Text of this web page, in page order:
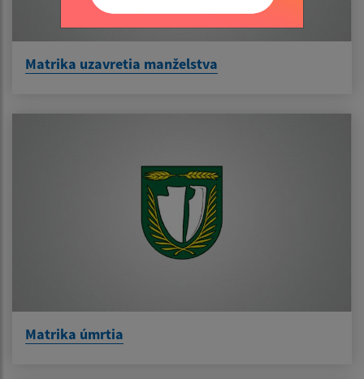
Matrika uzavretia manželstva
Matrika úmrtia